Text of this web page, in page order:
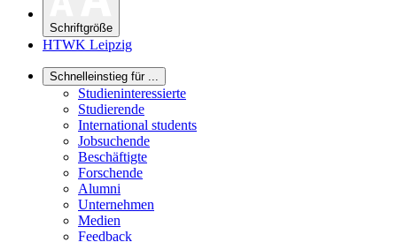
Schriftgröße
HTWK Leipzig
Schnelleinstieg für ...
Studieninteressierte
Studierende
International students
Jobsuchende
Beschäftigte
Forschende
Alumni
Unternehmen
Medien
Feedback